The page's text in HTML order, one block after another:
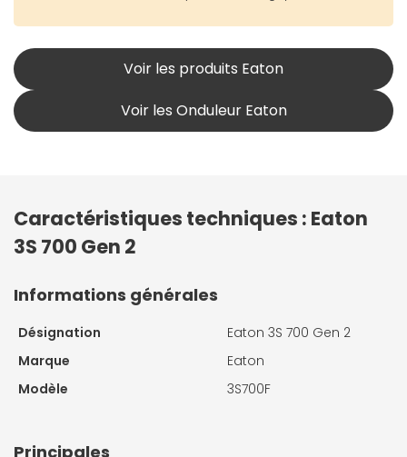
Voir les produits Eaton
Voir les Onduleur Eaton
Caractéristiques techniques : Eaton
3S 700 Gen 2
Informations générales
Désignation
Eaton 3S 700 Gen 2
Marque
Eaton
Modèle
3S700F
Principales